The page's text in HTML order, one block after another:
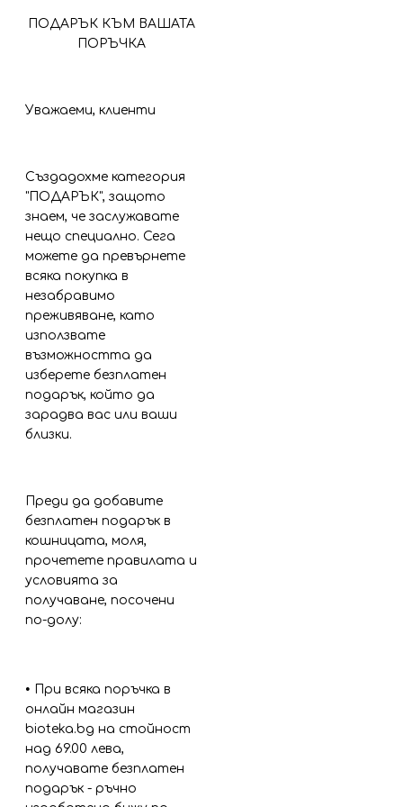
ПОДАРЪК КЪМ ВАШАТА
ПОРЪЧКА
Уважаеми, клиенти
Създадохме категория
"ПОДАРЪК", защото
знаем, че заслужавате
нещо специално. Сега
можете да превърнете
всяка покупка в
незабравимо
преживяване, като
използвате
възможността да
изберете безплатен
подарък, който да
зарадва вас или ваши
близки.
Преди да добавите
безплатен подарък в
кошницата, моля,
прочетете правилата и
условията за
получаване, посочени
по-долу:
• При всяка поръчка в
онлайн магазин
bioteka.bg на стойност
над 69.00 лева,
получавате безплатен
подарък - ръчно